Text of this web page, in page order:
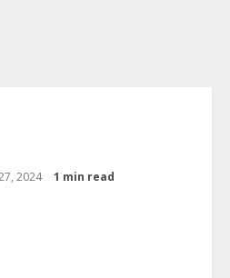
2024 1 min read